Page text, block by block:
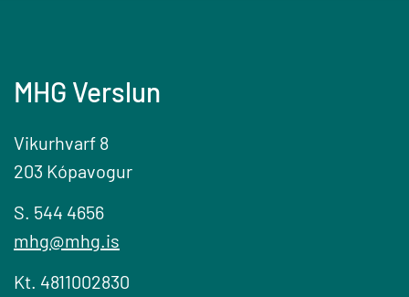
MHG Verslun
Vikurhvarf 8
203 Kópavogur
S. 544 4656
mhg@mhg.is
Kt. 4811002830